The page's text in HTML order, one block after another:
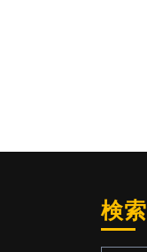
検索